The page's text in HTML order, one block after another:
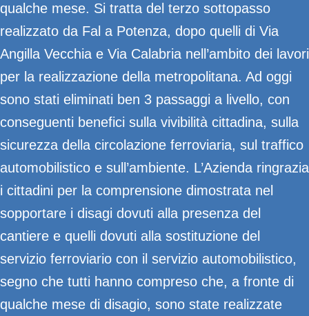
qualche mese. Si tratta del terzo sottopasso
realizzato da Fal a Potenza, dopo quelli di Via
Angilla Vecchia e Via Calabria nell’ambito dei lavori
per la realizzazione della metropolitana. Ad oggi
sono stati eliminati ben 3 passaggi a livello, con
conseguenti benefici sulla vivibilità cittadina, sulla
sicurezza della circolazione ferroviaria, sul traffico
automobilistico e sull’ambiente. L’Azienda ringrazia
i cittadini per la comprensione dimostrata nel
sopportare i disagi dovuti alla presenza del
cantiere e quelli dovuti alla sostituzione del
servizio ferroviario con il servizio automobilistico,
segno che tutti hanno compreso che, a fronte di
qualche mese di disagio, sono state realizzate